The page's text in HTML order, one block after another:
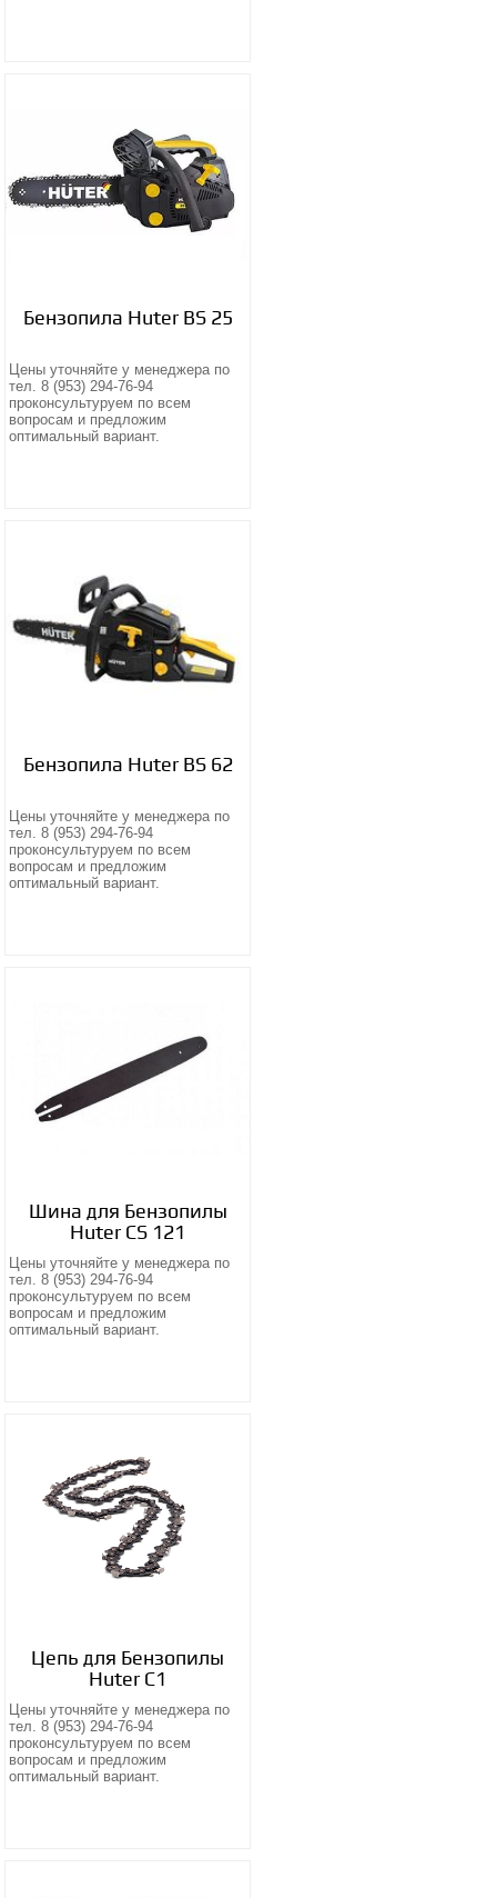
Бензопила Huter BS 25
Цены уточняйте у менеджера по
тел. 8 (953) 294-76-94
проконсультуруем по всем
вопросам и предложим
оптимальный вариант.
Бензопила Huter BS 62
Цены уточняйте у менеджера по
тел. 8 (953) 294-76-94
проконсультуруем по всем
вопросам и предложим
оптимальный вариант.
Шина для Бензопилы
Huter CS 121
Цены уточняйте у менеджера по
тел. 8 (953) 294-76-94
проконсультуруем по всем
вопросам и предложим
оптимальный вариант.
Цепь для Бензопилы
Huter С1
Цены уточняйте у менеджера по
тел. 8 (953) 294-76-94
проконсультуруем по всем
вопросам и предложим
оптимальный вариант.